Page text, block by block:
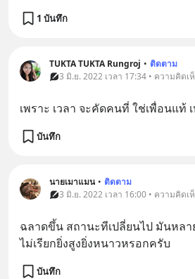
1 บันทึก
TUKTA TUKTA Rungroj • ติดตาม
3 มิ.ย. 2022 เวลา 17:34 • ความคิดเ
เพราะ เวลา จะคัดคนที่ ใช่เพื่อนแท้
บันทึก
นายเมาแมน • ติดตาม
3 มิ.ย. 2022 เวลา 16:00 • ความคิดเ
ฉลาดขึ้น สถานะทีเปลี่ยนไป มันหลา
ไม่เรียกยิ่งสูงยิ่งหนาวหรอกครับ
บันทึก